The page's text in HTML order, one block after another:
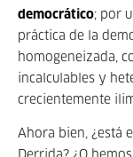
democrático; por
práctica de la
homogeneizada,
incalculables y
crecientemen­te
Ahora bien, ¿está